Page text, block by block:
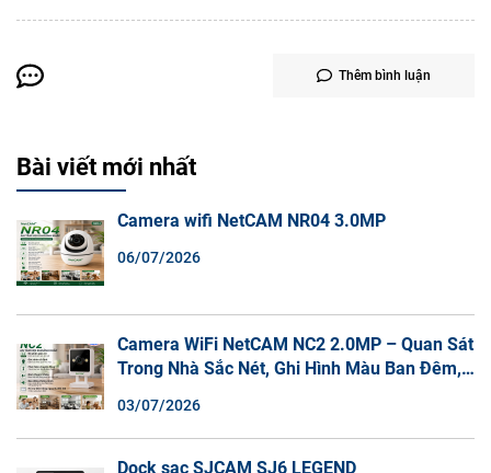
Thêm bình luận
Bài viết mới nhất
Camera wifi NetCAM NR04 3.0MP
06/07/2026
Camera WiFi NetCAM NC2 2.0MP – Quan Sát
Trong Nhà Sắc Nét, Ghi Hình Màu Ban Đêm,
03/07/2026
Dock sạc SJCAM SJ6 LEGEND